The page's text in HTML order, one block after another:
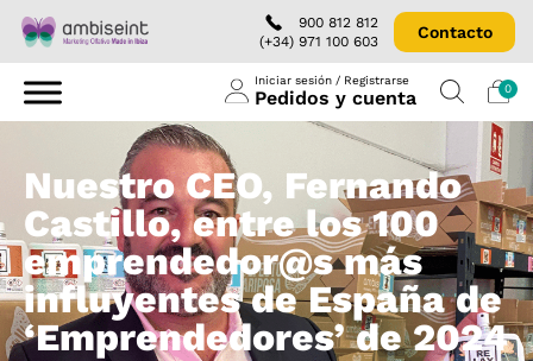
900 812 812
(+34) 971 100 603
Contacto
Iniciar sesión / Registrarse
Pedidos y cuenta 0
Nuestro CEO, Fernando
Castillo, entre los 100
emprendedor@s más
influyentes de España de
‘Emprendedores’ de 2024